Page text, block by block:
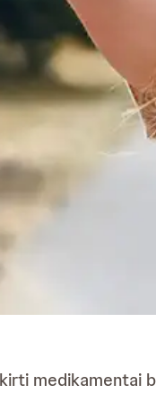
medikamentai